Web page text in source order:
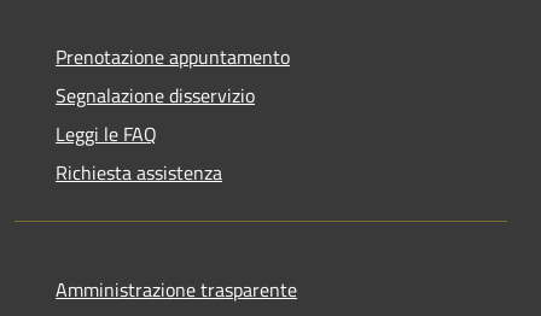
Prenotazione appuntamento
Segnalazione disservizio
Leggi le FAQ
Richiesta assistenza
Amministrazione trasparente